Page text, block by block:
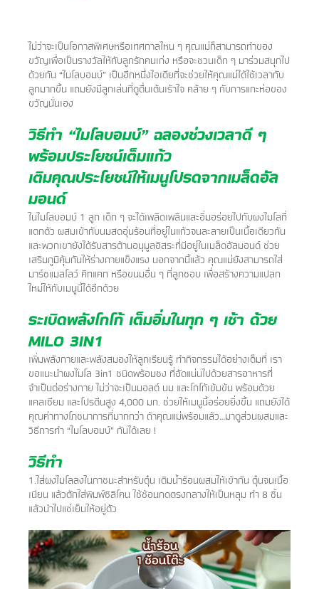
​​​ไม่ว่าจะเป็นโอกาสพิเศษหรือเทศกาลไหน ๆ คุณแม่ก็สามารถทำของ
ขวัญเพื่อเป็นรางวัลให้กับลูกรักคน​เก่ง หรือจะชวนเด็ก ๆ มาร่วมสนุกไป
ด้วยกัน “ไมโลบอมบ์” เป็นอีกหนึ่งไอเดียที่จะช่วยให้คุณแม่ได้ใช้​เวลากับ
ลูกมากขึ้น แถมยังมีลูกเล่นที่ดูตื่นเต้นเร้าใจ คล้าย ๆ กับการแกะห่อของ
ขวัญนั่นเอง
วิธีทำ “ไมโลบอมบ์” ฉลองช่วงเวลาดี ๆ
พร้อมประโยชน์เต็มแก้ว
​เติมคุณประโยชน์ให้เมนูโปรดจากเมล็ดอัล
มอนด์
​​​​​​ในไมโลบอมบ์ 1 ลูก เด็ก ๆ จะได้เพลิดเพลินและอิ่มอร่อยไปกับผงไมโลที่
แตกตัว ผสมเข้ากับนมสดอุ่น​ร้อนที่อยู่ในแก้วจนละลายเป็นเนื้อเดียวกัน
และพวกเขายังได้รับสารต้านอนุมูลอิสระที่มีอยู่ในเมล็ดอัล​มอนด์ ช่วย
เสริมภูมิคุ้มกันให้ร่างกายแข็งแรง นอกจากนี้แล้ว คุณแม่ยังสามารถใส่
มาร์ชแมลโลว์ คิท​แคท หรือขนมอื่น ๆ ที่ลูกชอบ เพื่อสร้างความแปลก
ใหม่ให้กับเมนูนี้ได้อีกด้วย​
​ระเบิดพลังโกโก้ เต็มอิ่มในทุก ๆ เช้า ด้วย
MILO 3IN1
​​​เพิ่มพลังกายและพลังสมองให้ลูกเรียนรู้ ทำกิจกรรมได้อย่างเต็มที่ เรา
ขอแนะนำผงไมโล 3in1 ชนิด​พร้อมชง ที่อัดแน่นไปด้วยสารอาหารที่
จำเป็นต่อร่างกาย ไม่ว่าจะเป็นมอลต์ นม และโกโก้เข้มข้น พร้อม​ด้วย
แคลเซียม และโปรตีนสูง 4,000 มก. ช่วยให้เมนูนี้อร่อยยิ่งขึ้น แถมยังได้
คุณค่าทางโภชนาการ​ที่มากกว่า ถ้าคุณแม่พร้อมแล้ว…มาดูส่วนผสมและ
วิธีการทำ “ไมโลบอมบ์” กันได้เลย !​
​​​​วิธีทำ
​​1.​​ใส่ผงไมโลลงในภาชนะสำหรับตุ๋น เติมน้ำร้อนผสมให้เข้ากัน ตุ๋นจนเนื้อ
เนียน แล้วตักใส่พิมพ์ซิลิโคน ใช้ช้อนกดตรงกลางให้เป็นหลุม ทำ 8 ชิ้น
แล้วนำไปแช่เย็นให้อยู่ตัว​ ​